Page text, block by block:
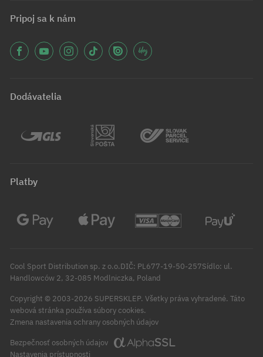
Pripoj sa k nám
Dodávatelia
Platby
Cool Sport Distribution sp. z o.o.DIČ: PL677-19-50-257Sídlo: ul.
Handlowców 2, 32-085 Modlniczka, Poland
Copyright © 2003-2026 SUPERSKLEP. Všetky práva vyhradené. Táto
webová stránka používa súbory cookies.
Zmena nastavenia ochrany osobných údajov
Bezpečnosť osobných údajov
Nastavenia prístupnosti